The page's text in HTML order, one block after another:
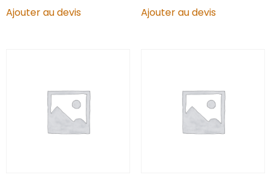
Ajouter au devis
Ajouter au devis